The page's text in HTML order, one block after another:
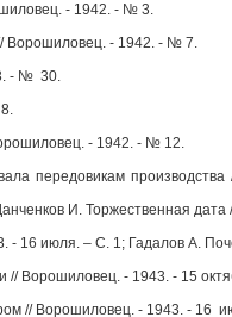
- 1942. - № 3.
Ворошиловец. - 1942. - № 7.
- № 30.
- 1942. - № 12.
передовикам
И. Торжественная
июля. – С. 1; Гадалов А.
Ворошиловец. - 1943. - 15
// Ворошиловец. - 1943. - 16